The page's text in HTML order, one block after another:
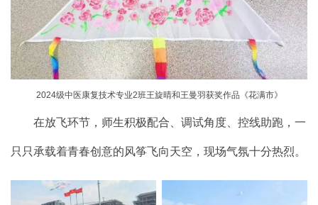
2024级中医康复技术专业2班王旋晴和王曼羽获奖作品《花满市》
在放飞环节，师生积极配合、调试角度、控线助跑，一
只只承载着青春创意的风筝飞向天空，现场气氛十分热烈。